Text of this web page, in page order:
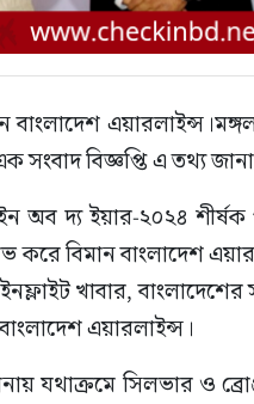
বাংলাদেশ
বিজ্ঞপ্তি এ তথ্য
অব দ্য ইয়ার-২০২৪ শীর্ষক
করে বিমান বাংলাদেশ
খাবার, বাংলাদেশের
এয়ারলাইন্স।
যথাক্রমে সিলভার ও